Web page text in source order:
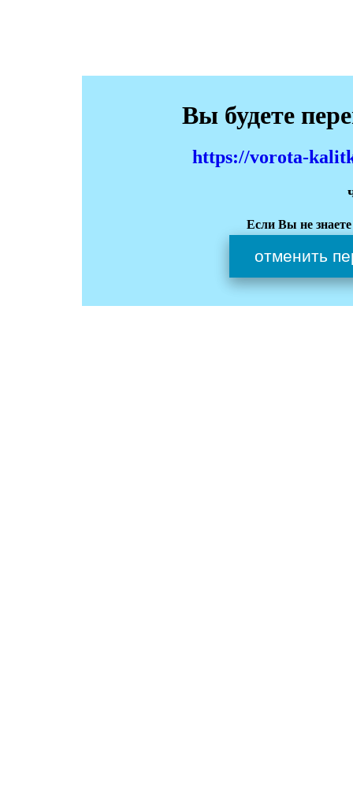
Вы будете
https://vorota-
Если Вы не
отменить